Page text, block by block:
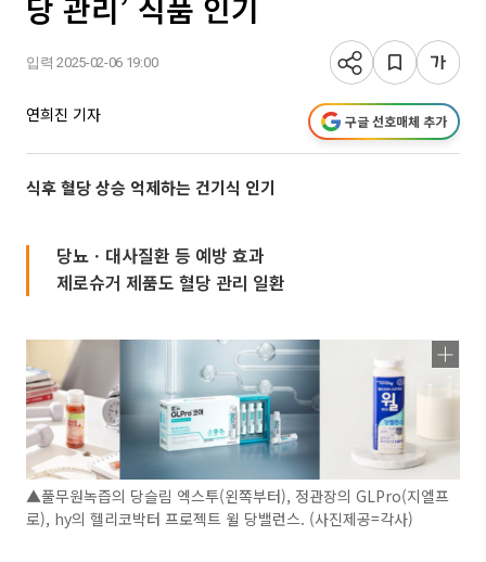
당 관리’ 식품 인기
입력 2025-02-06 19:00
연희진 기자 구글 선호매체 추가
식후 혈당 상승 억제하는 건기식 인기
당뇨ㆍ대사질환 등 예방 효과
제로슈거 제품도 혈당 관리 일환
▲풀무원녹즙의 당슬림 엑스투(왼쪽부터), 정관장의 GLPro(지엘프
로), hy의 헬리코박터 프로젝트 윌 당밸런스. (사진제공=각사)